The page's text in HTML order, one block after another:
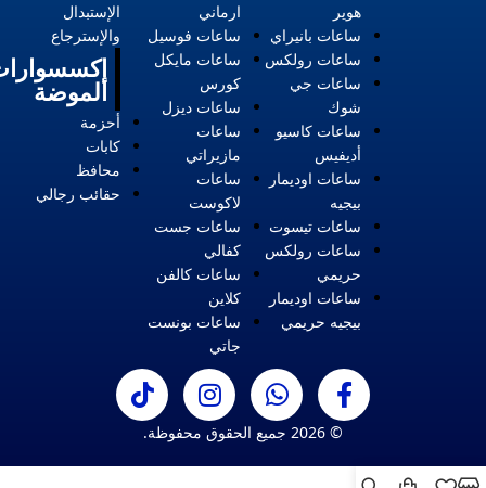
الإستبدال
والإسترجاع
الموضة
أحزمة
كابات
محافظ
حقائب رجالي
ارماني
ساعات فوسيل
ساعات مايكل
كورس
ساعات ديزل
ساعات
مازيراتي
ساعات
لاكوست
ساعات جست
كفالي
ساعات كالفن
كلاين
ساعات بونست
جاتي
هوير
ساعات بانيراي
ساعات رولكس
ساعات جي
شوك
ساعات كاسيو
أديفيس
ساعات اوديمار
بيجيه
ساعات تيسوت
ساعات رولكس
حريمي
ساعات اوديمار
بيجيه حريمي
© 2026 جميع الحقوق محفوظة.